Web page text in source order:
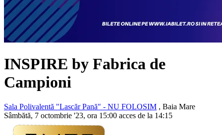
INSPIRE by Fabrica de
Campioni
Sala Polivalentă "Lascăr Pană" - NU FOLOSIM , Baia Mare
Sâmbătă, 7 octombrie '23, ora 15:00 acces de la 14:15